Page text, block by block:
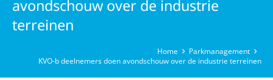
avondschouw over de industrie
terreinen
Home
Parkmanagement
KVO-b deelnemers doen avondschouw over de industrie terreinen